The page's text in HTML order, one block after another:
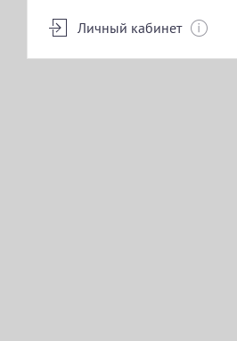
Личный кабинет